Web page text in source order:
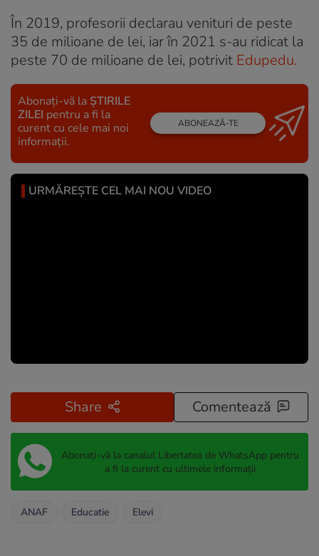
În 2019, profesorii declarau venituri de peste
35 de milioane de lei, iar în 2021 s-au ridicat la
peste 70 de milioane de lei, potrivit Edupedu.
Abonați-vă la ȘTIRILE
ZILEI pentru a fi la
curent cu cele mai noi
informații.
ABONEAZĂ-TE
URMĂREȘTE CEL MAI NOU VIDEO
Share Comentează
Abonați-vă la canalul Libertatea de WhatsApp pentru
a fi la curent cu ultimele informații
ANAF Educatie Elevi